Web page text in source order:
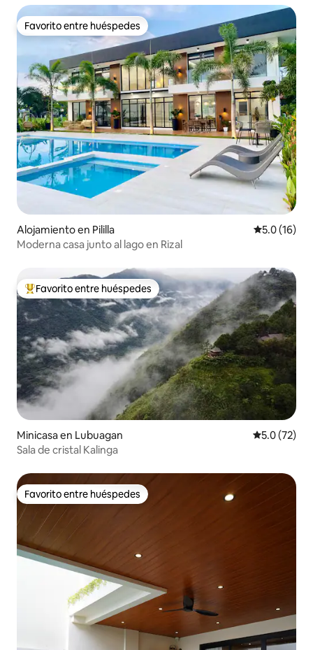
Favorito entre huéspedes
Favorito entre huéspedes
Alojamiento en Pililla Calificación
5.0 (16)
Moderna casa junto al lago en Rizal
Favorito entre huéspedes preferido
Favorito entre huéspedes
Minicasa en Lubuagan Calificación
5.0 (72)
Sala de cristal Kalinga
Favorito entre huéspedes
Favorito entre huéspedes